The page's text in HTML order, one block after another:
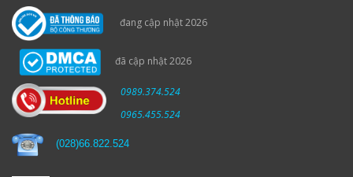
đang cập nhật 2026
đã cập nhật 2026
0989.374.524
0965.455.524
(028)66.822.524